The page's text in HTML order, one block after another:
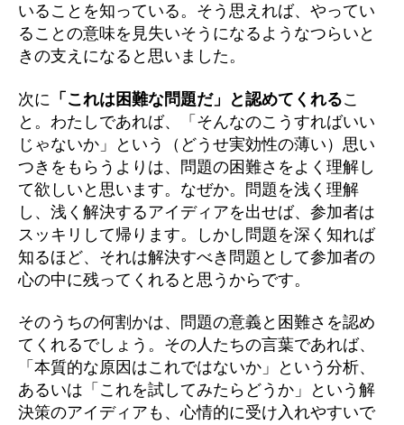
いることを知っている。そう思えれば、やってい
ることの意味を見失いそうになるようなつらいと
きの支えになると思いました。
次に 「これは困難な問題だ」と認めてくれるこ
と。わたしであれば、「そんなのこうすればいい
じゃないか」という（どうせ実効性の薄い）思い
つきをもらうよりは、問題の困難さをよく理解し
て欲しいと思います。なぜか。問題を浅く理解
し、浅く解決するアイディアを出せば、参加者は
スッキリして帰ります。しかし問題を深く知れば
知るほど、それは解決すべき問題として参加者の
心の中に残ってくれると思うからです。
そのうちの何割かは、問題の意義と困難さを認め
てくれるでしょう。その人たちの言葉であれば、
「本質的な原因はこれではないか」という分析、
あるいは「これを試してみたらどうか」という解
決策のアイディアも、心情的に受け入れやすいで